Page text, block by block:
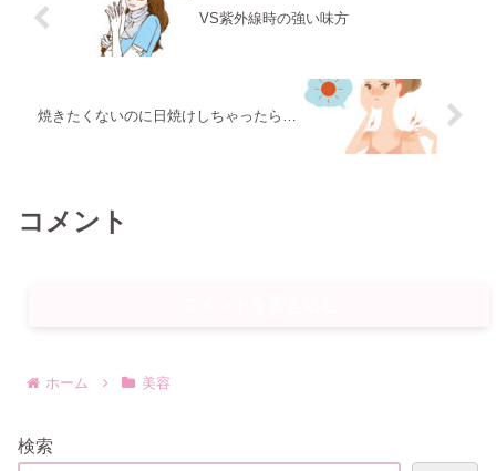
VS紫外線時の強い味方
焼きたくないのに日焼けしちゃったら…
コメント
ホーム 美容
検索